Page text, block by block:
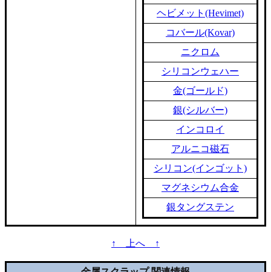
ヘビメット(Hevimet)
コバール(Kovar)
ニクロム
シリコンウェハー
金(ゴールド)
銀(シルバー)
インコロイ
アルニコ磁石
シリコン(インゴット)
マグネシウム合金
銀タングステン
↑ 上へ ↑